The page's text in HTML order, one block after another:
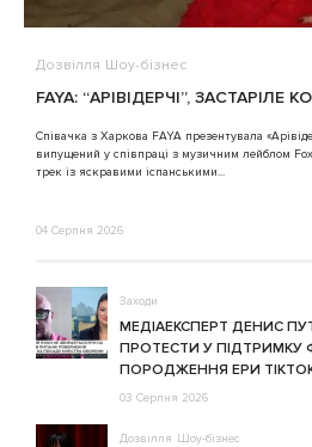
Дозвілля Шоу-бізнес
FAYA: “АРІВІДЕРЧІ”, ЗАСТАРІЛЕ
Співачка з Харкова FAYA презентувала
випущений у співпраці з музичним лейблом
трек із яскравими іспанськими...
04 Серпня 2026
Заходи
МЕДІАЕКСПЕРТ ДЕНИС
ПРОТЕСТИ У ПІДТРИМКУ
ПОРОДЖЕННЯ ЕРИ
03 Серпня 2026
Дозвілля Шоу-бізнес